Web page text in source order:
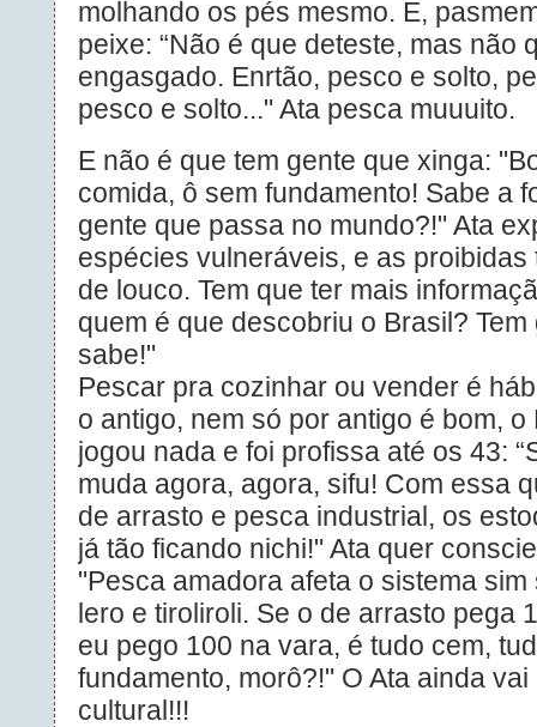
molhando os pés mesmo. E,
peixe: “Não é que deteste, mas não
engasgado. Enrtão, pesco e solto,
pesco e solto..." Ata pesca muuuito.
E não é que tem gente que xinga:
comida, ô sem fundamento! Sabe a
gente que passa no mundo?!" Ata
espécies vulneráveis, e as proibidas
de louco. Tem que ter mais
quem é que descobriu o Brasil?
sabe!"
Pescar pra cozinhar ou vender é
o antigo, nem só por antigo é bom,
jogou nada e foi profissa até os 43:
muda agora, agora, sifu! Com essa
de arrasto e pesca industrial, os
já tão ficando nichi!" Ata quer
"Pesca amadora afeta o sistema
lero e tiroliroli. Se o de arrasto pega
eu pego 100 na vara, é tudo cem,
fundamento, morô?!" O Ata ainda
cultural!!!